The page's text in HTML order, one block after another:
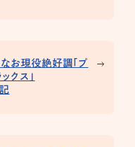
お現役絶好調「プ
クス」